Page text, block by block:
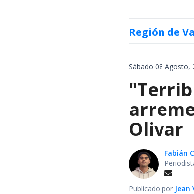
Región de
Sábado 08 Agosto,
Olivar
Fabián
Publicado por Jean